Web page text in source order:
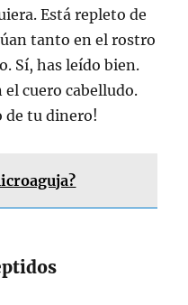
Está repleto de
tanto en el rostro
Sí, has leído bien.
el cuero cabelludo.
de tu dinero!